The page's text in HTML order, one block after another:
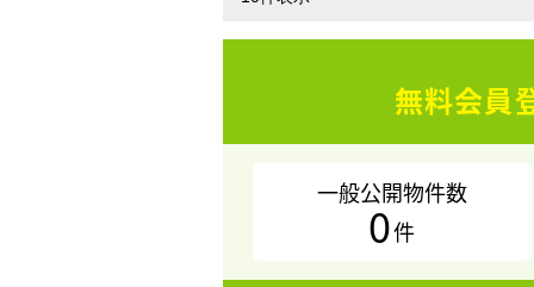
無料会員
一般公開物件数
0件